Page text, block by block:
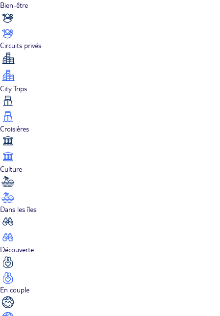
Bien-être
Circuits privés
City Trips
Croisières
Culture
Dans les îles
Découverte
En couple